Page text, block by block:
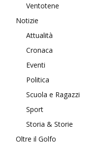
Ventotene
Notizie
Attualità
Cronaca
Eventi
Politica
Scuola e Ragazzi
Sport
Storia & Storie
Oltre il Golfo